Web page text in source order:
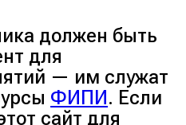
должен быть
для
— им служат
ФИПИ. Если
сайт для